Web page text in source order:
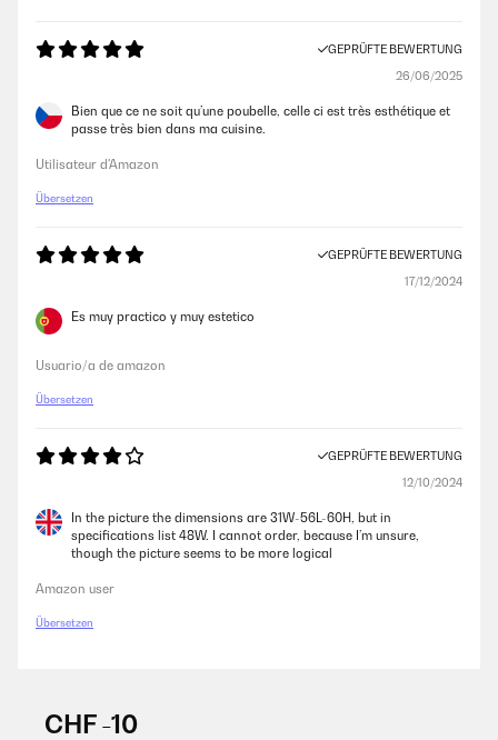
GEPRÜFTE BEWERTUNG
26/06/2025
Bien que ce ne soit qu’une poubelle, celle ci est très esthétique et
passe très bien dans ma cuisine.
Utilisateur d'Amazon
Übersetzen
GEPRÜFTE BEWERTUNG
17/12/2024
Es muy practico y muy estetico
Usuario/a de amazon
Übersetzen
GEPRÜFTE BEWERTUNG
12/10/2024
In the picture the dimensions are 31W-56L-60H, but in
specifications list 48W. I cannot order, because I’m unsure,
though the picture seems to be more logical
Amazon user
Übersetzen
CHF -10